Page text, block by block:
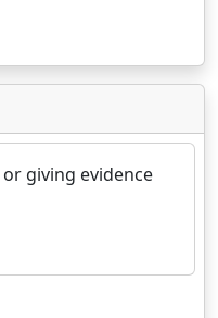
giving evidence